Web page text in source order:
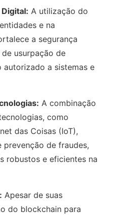
A utilização do
e na
a segurança
usurpação de
autorizado a sistemas e
A combinação
como
das Coisas (IoT),
prevenção de fraudes,
robustos e eficientes na
Apesar de suas
do blockchain para